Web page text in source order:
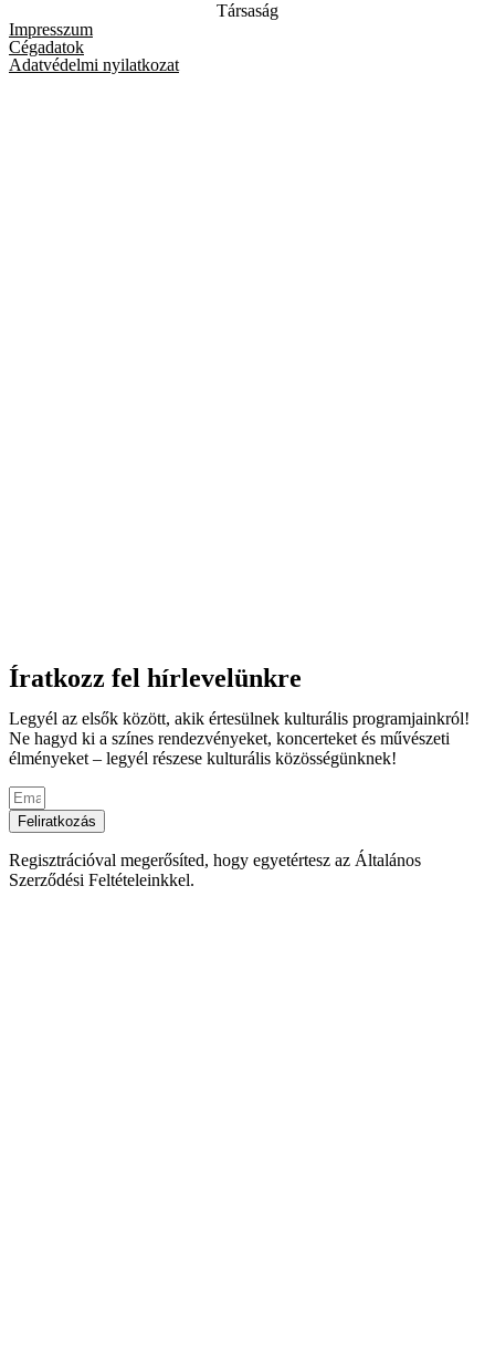
Társaság
Impresszum
Cégadatok
Adatvédelmi nyilatkozat
Íratkozz fel hírlevelünkre
Legyél az elsők között, akik értesülnek kulturális programjainkról!
Ne hagyd ki a színes rendezvényeket, koncerteket és művészeti
élményeket – legyél részese kulturális közösségünknek!
Feliratkozás
Regisztrációval megerősíted, hogy egyetértesz az Általános
Szerződési Feltételeinkkel.